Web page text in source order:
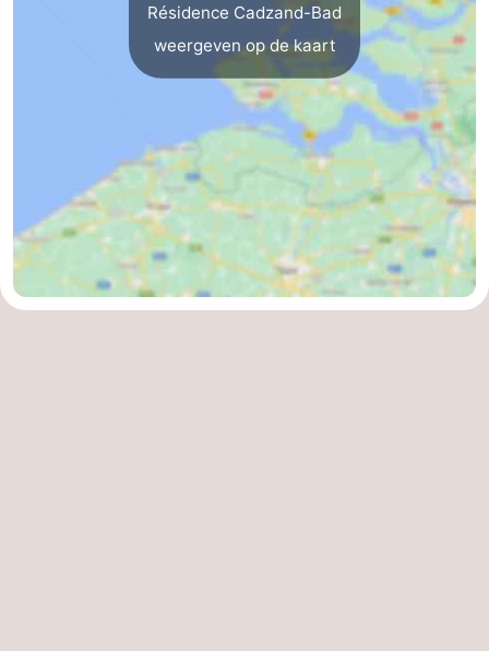
Kust
Knokke-
Heist
-
Zeebrugge
Résidence Cadzand-Bad
weergeven op de kaart